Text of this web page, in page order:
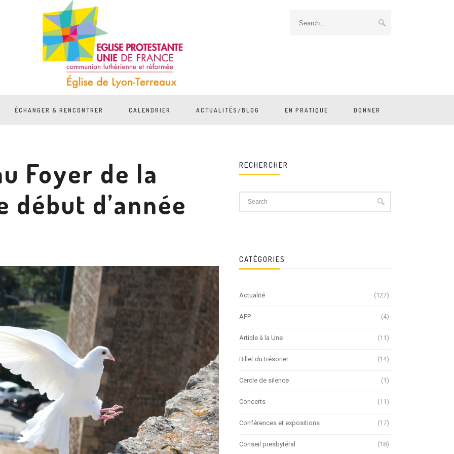
ÉCHANGER & RENCONTRER CALENDRIER ACTUALITÉS/BLOG EN PRATIQUE DONNER
Foyer de la
début d’année
RECHERCHER
CATÉGORIES
Actualité (127)
AFP (4)
Article à la Une (11)
Billet du trésorier (14)
Cercle de silence (1)
Concerts (11)
Conférences et expositions (17)
Conseil presbytéral (18)